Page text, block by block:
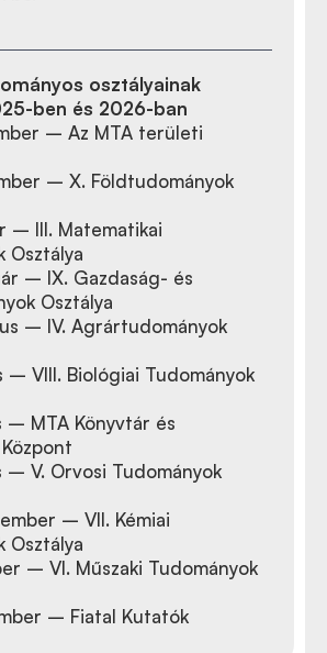
osztályainak
ben és 2026-ban
– Az MTA területi
– X. Földtudományok
– III. Matematikai
Osztálya
– IX. Gazdaság- és
Osztálya
– IV. Agrártudományok
– VIII. Biológiai Tudományok
– MTA Könyvtár és
– V. Orvosi Tudományok
– VII. Kémiai
Osztálya
– VI. Műszaki Tudományok
– Fiatal Kutatók